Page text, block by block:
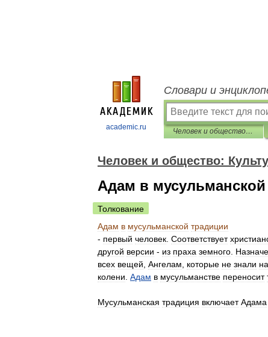
academic.ru
Словари и
Человек и общество: Культурология. Словарь-справочник
Человек и общество:
Адам в
Толкование
Адам в мусульманской традиции
- первый человек Соответствует
другой версии - из праха земного
всех вещей Ангелам которые не знали
колени Адам в мусульманстве переносит
Мусульманская традиция включает Адама